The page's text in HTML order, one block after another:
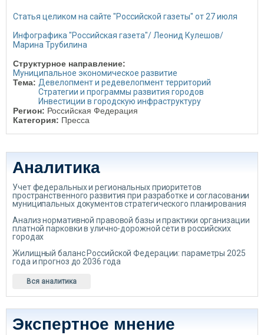
Статья целиком на сайте "Российской газеты" от 27 июля
Инфографика "Российская газета"/ Леонид Кулешов/
Марина Трубилина
Структурное направление:
Муниципальное экономическое развитие
Тема: Девелопмент и редевелопмент территорий
Стратегии и программы развития городов
Инвестиции в городскую инфраструктуру
Регион: Российская Федерация
Категория: Пресса
Аналитика
Учет федеральных и региональных приоритетов
пространственного развития при разработке и согласовании
муниципальных документов стратегического планирования
Анализ нормативной правовой базы и практики организации
платной парковки в улично-дорожной сети в российских
городах
Жилищный баланс Российской Федерации: параметры 2025
года и прогноз до 2036 года
Вся аналитика
Экспертное мнение